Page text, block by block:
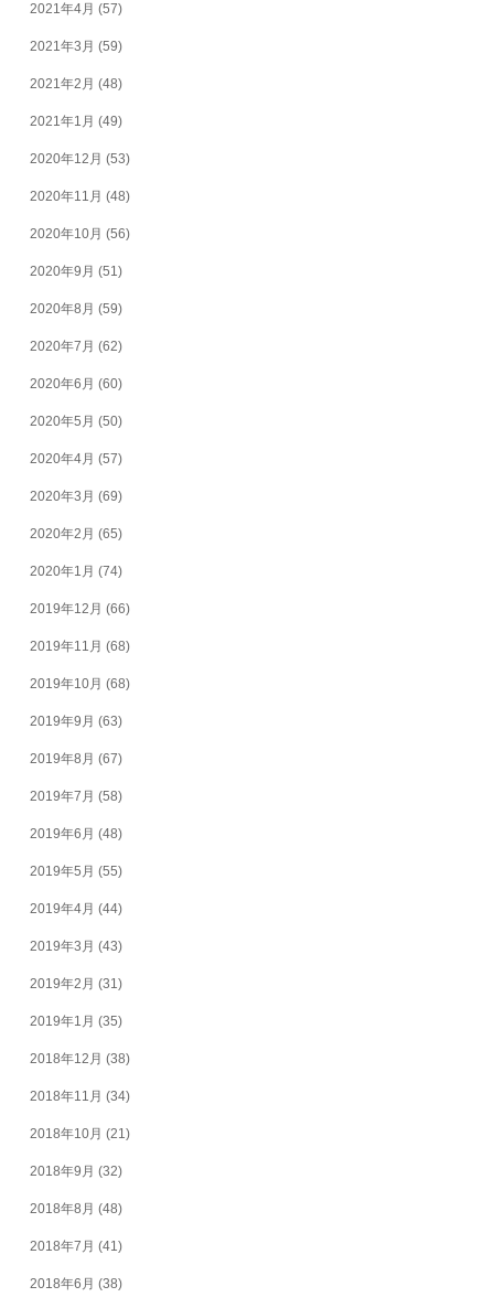
2021年4月 (57)
2021年3月 (59)
2021年2月 (48)
2021年1月 (49)
2020年12月 (53)
2020年11月 (48)
2020年10月 (56)
2020年9月 (51)
2020年8月 (59)
2020年7月 (62)
2020年6月 (60)
2020年5月 (50)
2020年4月 (57)
2020年3月 (69)
2020年2月 (65)
2020年1月 (74)
2019年12月 (66)
2019年11月 (68)
2019年10月 (68)
2019年9月 (63)
2019年8月 (67)
2019年7月 (58)
2019年6月 (48)
2019年5月 (55)
2019年4月 (44)
2019年3月 (43)
2019年2月 (31)
2019年1月 (35)
2018年12月 (38)
2018年11月 (34)
2018年10月 (21)
2018年9月 (32)
2018年8月 (48)
2018年7月 (41)
2018年6月 (38)